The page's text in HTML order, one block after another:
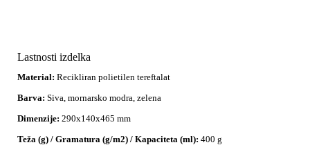
Lastnosti izdelka
Material: Recikliran polietilen tereftalat
Barva: Siva, mornarsko modra, zelena
Dimenzije: 290x140x465 mm
Teža (g) / Gramatura (g/m2) / Kapaciteta (ml): 400 g